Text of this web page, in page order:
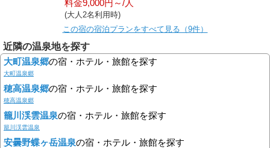
料金9,000円～/人
(大人2名利用時)
この宿の宿泊プランをすべて見る（9件）
近隣の温泉地を探す
大町温泉郷の宿・ホテル・旅館を探す
大町温泉郷
穂高温泉郷の宿・ホテル・旅館を探す
穂高温泉郷
籠川渓雲温泉の宿・ホテル・旅館を探す
籠川渓雲温泉
安曇野蝶ヶ岳温泉の宿・ホテル・旅館を探す